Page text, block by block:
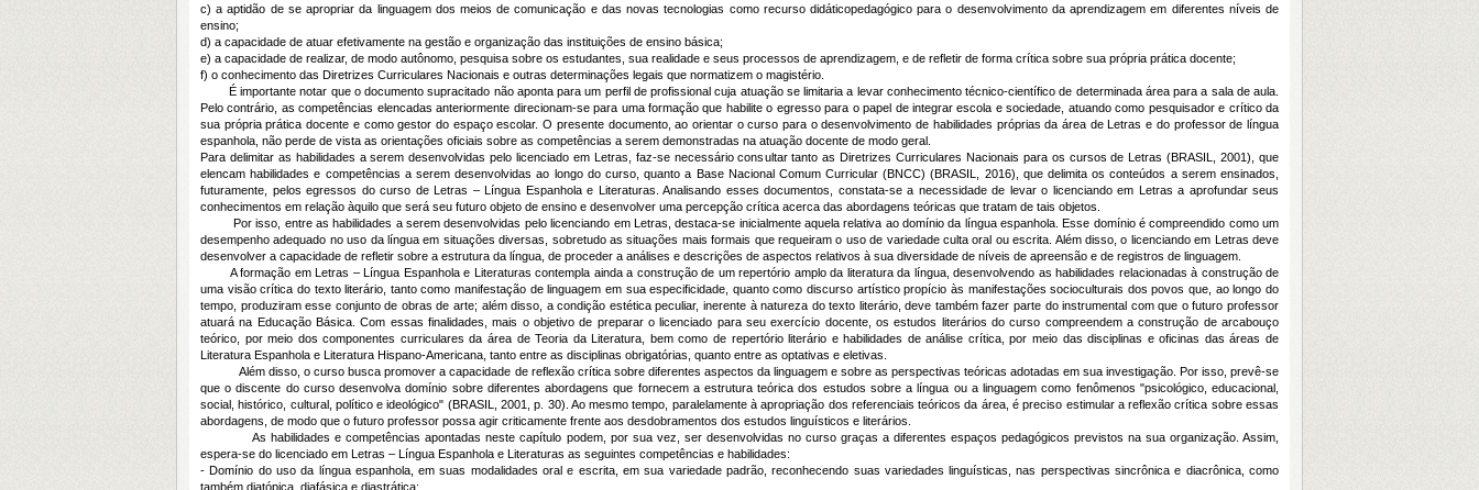
c) a aptidão de se apropriar da linguagem dos meios de comunicação e das novas tecnologias como recurso didáticopedagógico para o desenvolvimento da aprendizagem em diferentes níveis de
ensino;
d) a capacidade de atuar efetivamente na gestão e organização das instituições de ensino básica;
e) a capacidade de realizar, de modo autônomo, pesquisa sobre os estudantes, sua realidade e seus processos de aprendizagem, e de refletir de forma crítica sobre sua própria prática docente;
f) o conhecimento das Diretrizes Curriculares Nacionais e outras determinações legais que normatizem o magistério.
É importante notar que o documento supracitado não aponta para um perfil de profissional cuja atuação se limitaria a levar conhecimento técnico-científico de determinada área para a sala de aula.
Pelo contrário, as competências elencadas anteriormente direcionam-se para uma formação que habilite o egresso para o papel de integrar escola e sociedade, atuando como pesquisador e crítico da
sua própria prática docente e como gestor do espaço escolar. O presente documento, ao orientar o curso para o desenvolvimento de habilidades próprias da área de Letras e do professor de língua
espanhola, não perde de vista as orientações oficiais sobre as competências a serem demonstradas na atuação docente de modo geral.
Para delimitar as habilidades a serem desenvolvidas pelo licenciado em Letras, faz-se necessário consultar tanto as Diretrizes Curriculares Nacionais para os cursos de Letras (BRASIL, 2001), que
elencam habilidades e competências a serem desenvolvidas ao longo do curso, quanto a Base Nacional Comum Curricular (BNCC) (BRASIL, 2016), que delimita os conteúdos a serem ensinados,
futuramente, pelos egressos do curso de Letras – Língua Espanhola e Literaturas. Analisando esses documentos, constata-se a necessidade de levar o licenciando em Letras a aprofundar seus
conhecimentos em relação àquilo que será seu futuro objeto de ensino e desenvolver uma percepção crítica acerca das abordagens teóricas que tratam de tais objetos.
Por isso, entre as habilidades a serem desenvolvidas pelo licenciando em Letras, destaca-se inicialmente aquela relativa ao domínio da língua espanhola. Esse domínio é compreendido como um
desempenho adequado no uso da língua em situações diversas, sobretudo as situações mais formais que requeiram o uso de variedade culta oral ou escrita. Além disso, o licenciando em Letras deve
desenvolver a capacidade de refletir sobre a estrutura da língua, de proceder a análises e descrições de aspectos relativos à sua diversidade de níveis de apreensão e de registros de linguagem.
A formação em Letras – Língua Espanhola e Literaturas contempla ainda a construção de um repertório amplo da literatura da língua, desenvolvendo as habilidades relacionadas à construção de
uma visão crítica do texto literário, tanto como manifestação de linguagem em sua especificidade, quanto como discurso artístico propício às manifestações socioculturais dos povos que, ao longo do
tempo, produziram esse conjunto de obras de arte; além disso, a condição estética peculiar, inerente à natureza do texto literário, deve também fazer parte do instrumental com que o futuro professor
atuará na Educação Básica. Com essas finalidades, mais o objetivo de preparar o licenciado para seu exercício docente, os estudos literários do curso compreendem a construção de arcabouço
teórico, por meio dos componentes curriculares da área de Teoria da Literatura, bem como de repertório literário e habilidades de análise crítica, por meio das disciplinas e oficinas das áreas de
Literatura Espanhola e Literatura Hispano-Americana, tanto entre as disciplinas obrigatórias, quanto entre as optativas e eletivas.
Além disso, o curso busca promover a capacidade de reflexão crítica sobre diferentes aspectos da linguagem e sobre as perspectivas teóricas adotadas em sua investigação. Por isso, prevê-se
que o discente do curso desenvolva domínio sobre diferentes abordagens que fornecem a estrutura teórica dos estudos sobre a língua ou a linguagem como fenômenos "psicológico, educacional,
social, histórico, cultural, político e ideológico" (BRASIL, 2001, p. 30). Ao mesmo tempo, paralelamente à apropriação dos referenciais teóricos da área, é preciso estimular a reflexão crítica sobre essas
abordagens, de modo que o futuro professor possa agir criticamente frente aos desdobramentos dos estudos linguísticos e literários.
As habilidades e competências apontadas neste capítulo podem, por sua vez, ser desenvolvidas no curso graças a diferentes espaços pedagógicos previstos na sua organização. Assim,
espera-se do licenciado em Letras – Língua Espanhola e Literaturas as seguintes competências e habilidades:
- Domínio do uso da língua espanhola, em suas modalidades oral e escrita, em sua variedade padrão, reconhecendo suas variedades linguísticas, nas perspectivas sincrônica e diacrônica, como
também diatópica, diafásica e diastrática;